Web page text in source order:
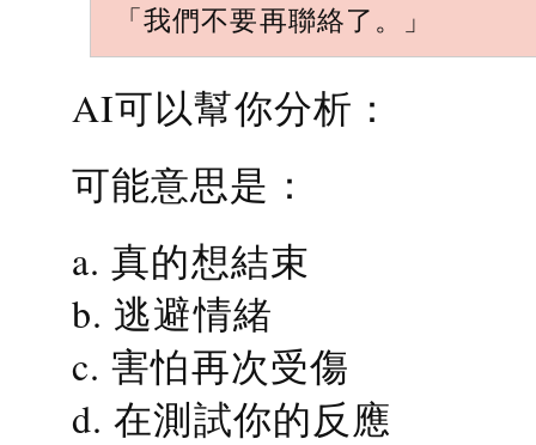
「我們不要再聯絡了。」
AI可以幫你分析：
可能意思是：
a. 真的想結束
b. 逃避情緒
c. 害怕再次受傷
d. 在測試你的反應